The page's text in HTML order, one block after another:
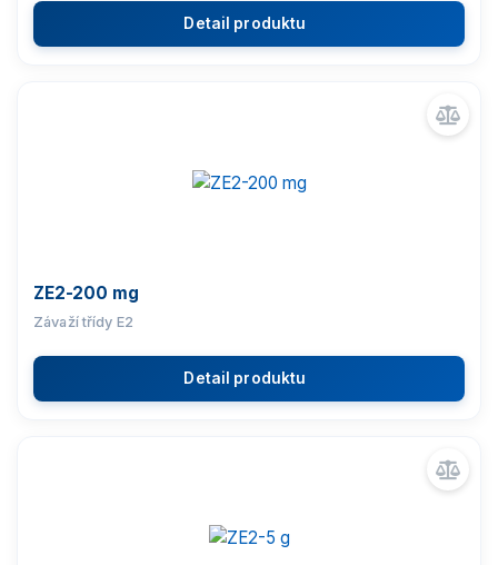
Detail produktu
ZE2-200 mg
Závaží třídy E2
Detail produktu